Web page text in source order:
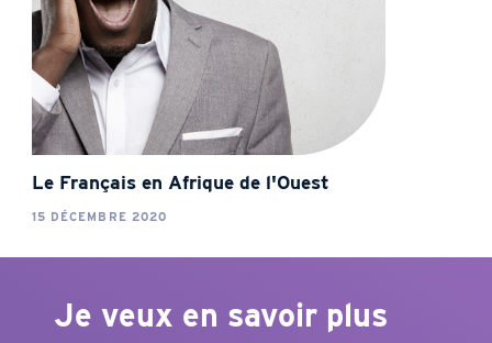
Le Français en Afrique de l'Ouest
15 DÉCEMBRE 2020
Je veux en savoir plus